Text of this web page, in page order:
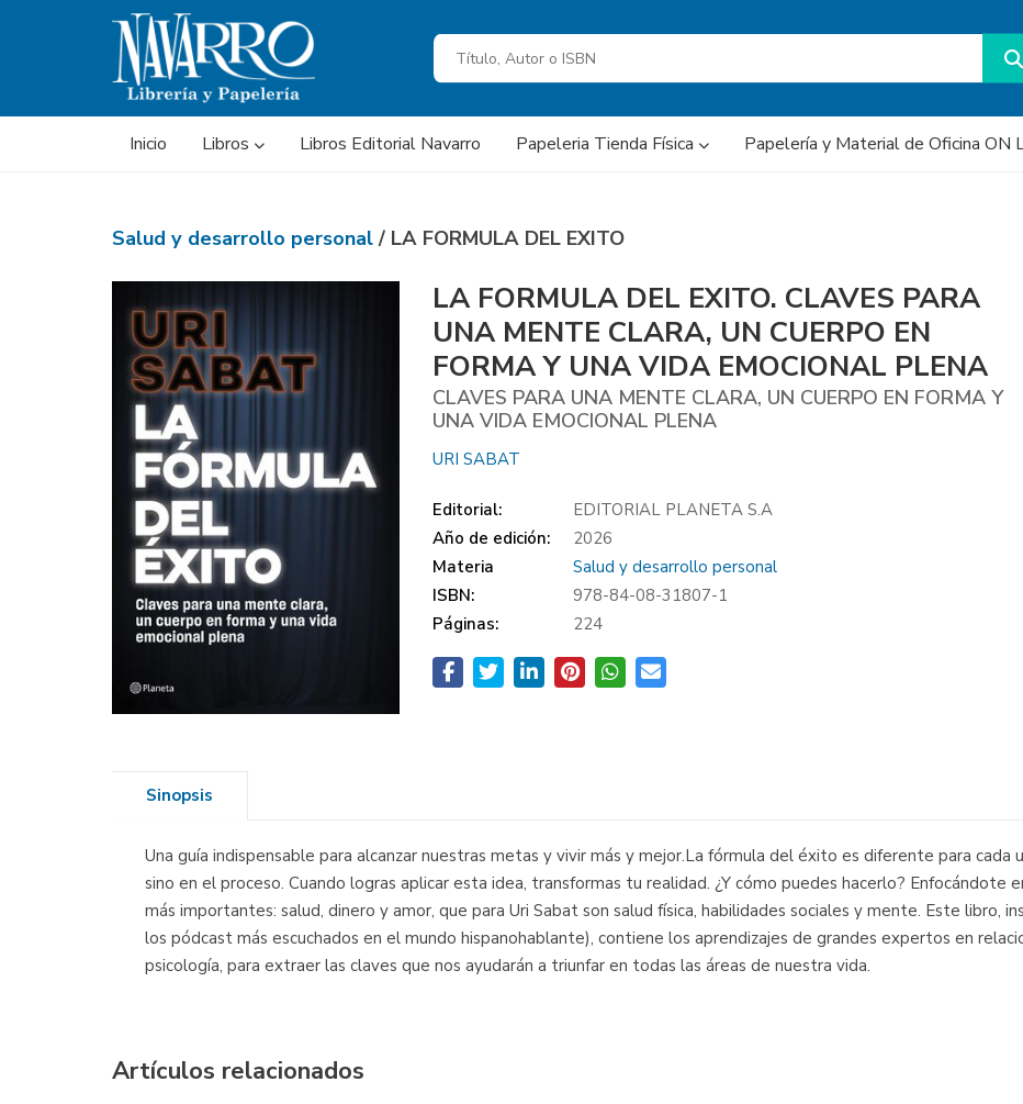
Inicio Libros Libros Editorial Navarro Papeleria Tienda Física Papelería y Material de Oficina ON
Salud y desarrollo personal/ LA FORMULA DEL EXITO
LA FORMULA DEL EXITO. CLAVES PARA
UNA MENTE CLARA, UN CUERPO EN
FORMA Y UNA VIDA EMOCIONAL PLENA
CLAVES PARA UNA MENTE CLARA, UN CUERPO EN FORMA Y
UNA VIDA EMOCIONAL PLENA
URI SABAT
Editorial:
EDITORIAL PLANETA S.A
Año de edición:
2026
Materia
Salud y desarrollo personal
ISBN:
978-84-08-31807-1
Páginas:
224
Sinopsis
Una guía indispensable para alcanzar nuestras metas y vivir más y mejor.La fórmula del éxito es diferente para cada
sino en el proceso. Cuando logras aplicar esta idea, transformas tu realidad. ¿Y cómo puedes hacerlo? Enfocándote
más importantes: salud, dinero y amor, que para Uri Sabat son salud física, habilidades sociales y mente. Este libro,
los pódcast más escuchados en el mundo hispanohablante), contiene los aprendizajes de grandes expertos en
psicología, para extraer las claves que nos ayudarán a triunfar en todas las áreas de nuestra vida.
Artículos relacionados